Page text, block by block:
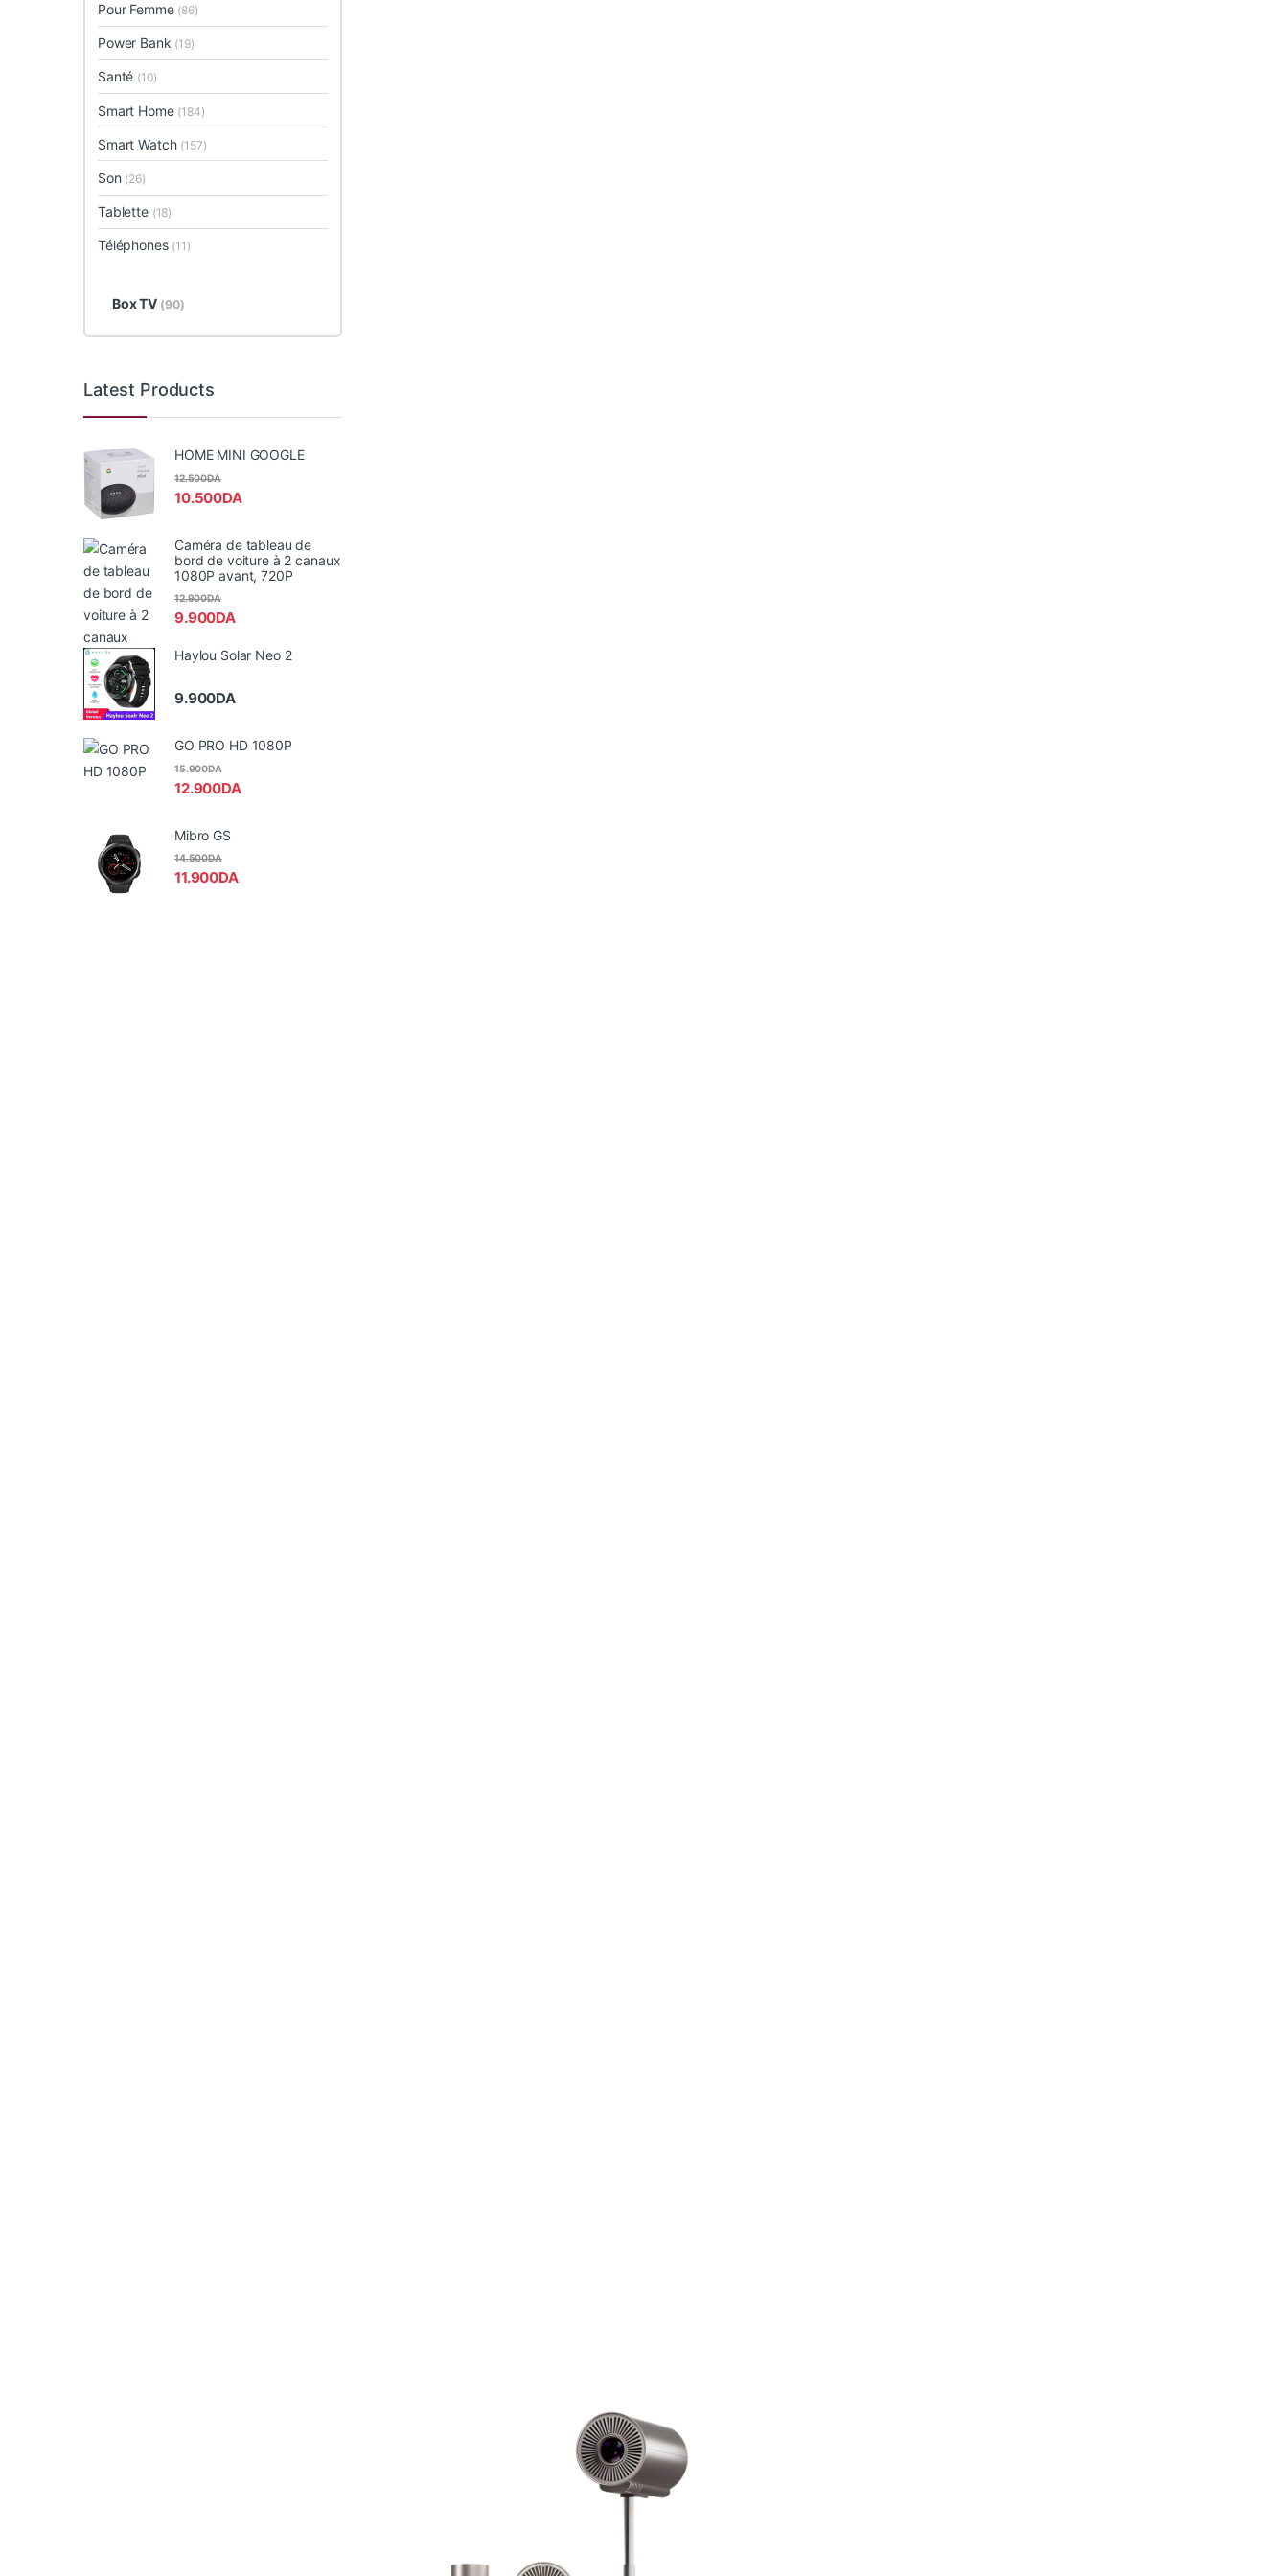
Pour Femme (86)
Power Bank (19)
Santé (10)
Smart Home (184)
Smart Watch (157)
Son (26)
Tablette (18)
Téléphones (11)
Box TV (90)
Latest Products
HOME MINI GOOGLE
10.500DA
12.500DA
Caméra de tableau de
bord de voiture à 2 canaux
1080P avant, 720P
9.900DA
12.900DA
Haylou Solar Neo 2
9.900DA
GO PRO HD 1080P
12.900DA
15.900DA
Mibro GS
11.900DA
14.500DA